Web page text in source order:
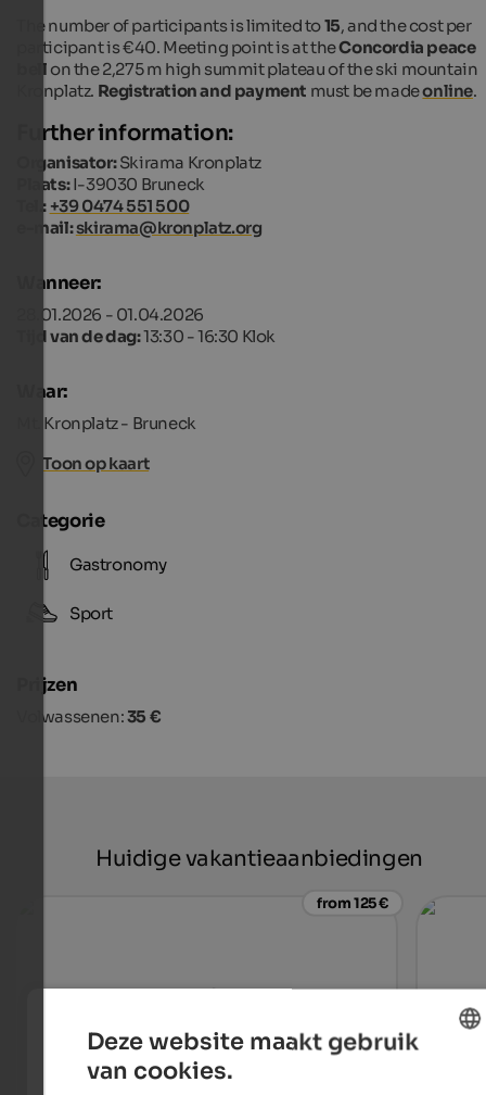
The number of participants is limited to15, and the cost per
participant is €40. Meeting point is at theConcordia peace
bell on the 2,275 m high summit plateau of the ski mountain
Kronplatz. Registration and payment must be madeonline.
Further information:
Organisator:Skirama Kronplatz
Plaats:I-39030 Bruneck
Tel.: +39 0474 551 500
e-mail:skirama@kronplatz.org
Wanneer:
28.01.2026 - 01.04.2026
Tijd van de dag:13:30 - 16:30 Klok
Waar:
Mt. Kronplatz - Bruneck
Toon op kaart
Categorie
Gastronomy
Sport
Prijzen
Volwassenen:35 €
Huidige vakantieaanbiedingen
from 125 €
Deze website maakt gebruik
van cookies.